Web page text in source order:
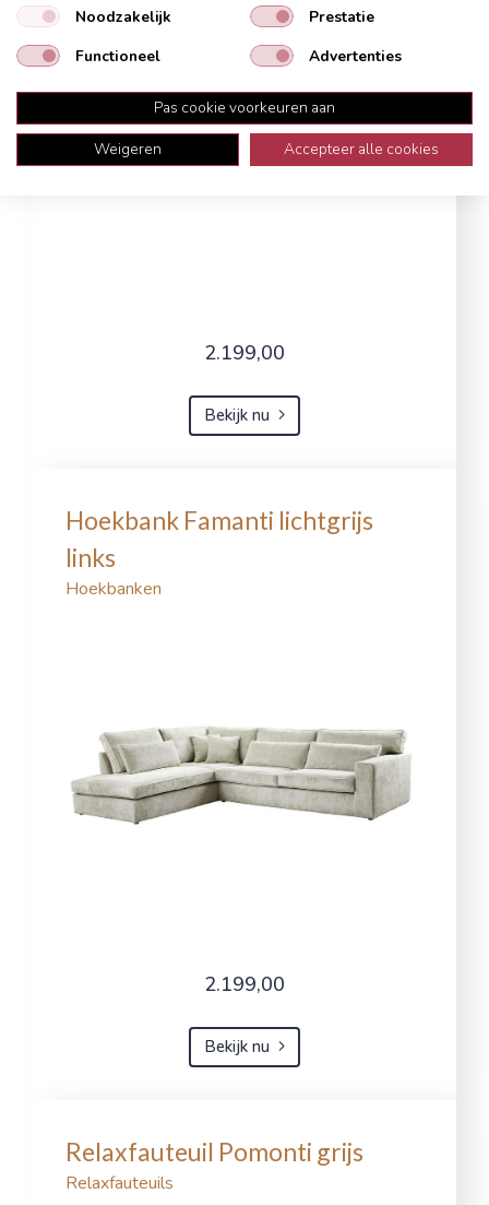
2.199,00
Bekijk nu
Hoekbank Famanti lichtgrijs
links
Hoekbanken
2.199,00
Bekijk nu
Relaxfauteuil Pomonti grijs
Relaxfauteuils
Noodzakelijk
Prestatie
Functioneel
Advertenties
Pas cookie voorkeuren aan
Weigeren
Accepteer alle cookies